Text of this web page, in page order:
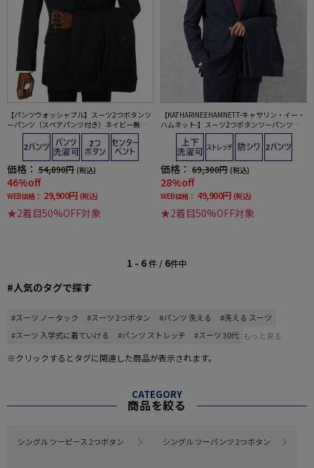
【パンツウォッシャブル】スーツ2つボタンツ
ーパンツ（スペアパンツ付き）ネイビー無地
通年リクルート着用可／就活対応【スモール
／トールサイズ有】
価格： 54,890円 (税込)
46%off
WEB価格： 29,900円 (税込)
★2着目50%OFF対象
【KATHARINEEHAMNETT-キャサリン・イー・
ハムネット-】スーツ2つボタンツーパンツ上下
ウォッシャブル防シワネイビー織柄無地秋冬
価格： 69,300円 (税込)
28%off
WEB価格： 49,900円 (税込)
★2着目50%OFF対象
1 - 6件 / 6件中
#人気のタグで探す
#スーツ ノータック #スーツ 2つボタン #パンツ 洗える
#洗える スーツ
#スーツ 入学式に着ていける
#パンツ ストレッチ #スーツ 30代 もっと見る
※クリックするとタグに関連した商品が表示されます。
CATEGORY
商品を絞る
シングル ツーピース 2つボタン シングル ツーパンツ 2つボタン